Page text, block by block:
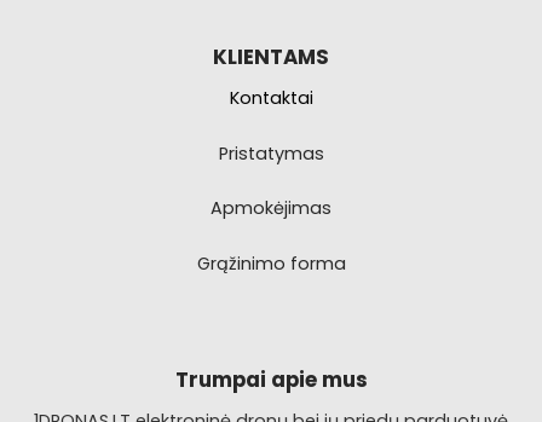
KLIENTAMS
Kontaktai
Pristatymas
Apmokėjimas
Grąžinimo forma
Trumpai apie mus